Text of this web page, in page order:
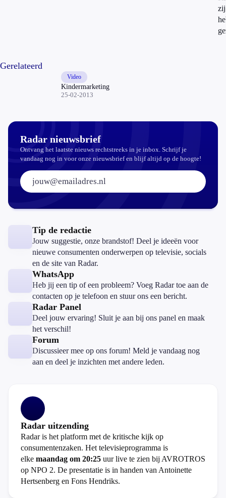
zij
Gerelateerd
Video
Kindermarketing
25-02-2013
Radar nieuwsbrief
Ontvang het laatste nieuws rechtstreeks in je inbox. Schrijf je
vandaag nog in voor onze nieuwsbrief en blijf altijd op de hoogte!
E-mailadres:
Tip de redactie
Jouw suggestie, onze brandstof! Deel je ideeën voor
nieuwe consumenten onderwerpen op televisie, socials
en de site van Radar.
WhatsApp
Heb jij een tip of een probleem? Voeg Radar toe aan de
contacten op je telefoon en stuur ons een bericht.
Radar Panel
Deel jouw ervaring! Sluit je aan bij ons panel en maak
het verschil!
Forum
Discussieer mee op ons forum! Meld je vandaag nog
aan en deel je inzichten met andere leden.
Radar uitzending
Radar is het platform met de kritische kijk op
consumentenzaken. Het televisieprogramma is
elke maandag om 20:25 uur live te zien bij AVROTROS
op NPO 2. De presentatie is in handen van Antoinette
Hertsenberg en Fons Hendriks.